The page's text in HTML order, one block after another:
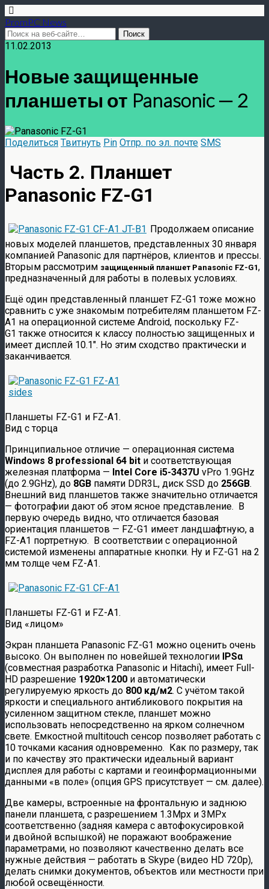
PromPC News
11.02.2013
Новые защищенные
планшеты от Panasonic — 2
Поделиться Твитнуть Pin Отпр. по эл. почте SMS
Часть 2. Планшет
Panasonic FZ-G1
Продолжаем описание
новых моделей планшетов, представленных 30 января
компанией Panasonic для партнёров, клиентов и прессы.
Вторым рассмотрим защищенный планшет Panasonic FZ-G1,
предназначенный для работы в полевых условиях.
Ещё один представленный планшет FZ-G1 тоже можно
сравнить с уже знакомым потребителям планшетом FZ-
A1 на операционной системе Android, поскольку FZ-
G1 также относится к классу полностью защищенных и
имеет дисплей 10.1″. Но этим сходство практически и
заканчивается.
Планшеты FZ-G1 и FZ-A1.
Вид с торца
Принципиальное отличие — операционная система
Windows 8 professional 64 bit и соответствующая
железная платформа — Intel Core i5-3437U vPro 1.9GHz
(до 2.9GHz), до 8GB памяти DDR3L, диск SSD до 256GB.
Внешний вид планшетов также значительно отличается
— фотографии дают об этом ясное представление. В
первую очередь видно, что отличается базовая
ориентация планшетов — FZ-G1 имеет ландшафтную, а
FZ-A1 портретную. В соответствии с операционной
системой изменены аппаратные кнопки. Ну и FZ-G1 на 2
мм толще чем FZ-A1.
Планшеты FZ-G1 и FZ-A1.
Вид «лицом»
Экран планшета Panasonic FZ-G1 можно оценить очень
высоко. Он выполнен по новейшей технологии IPSα
(совместная разработка Panasonic и Hitachi), имеет Full-
HD разрешение 1920×1200 и автоматически
регулируемую яркость до 800 кд/м2. С учётом такой
яркости и специального антибликового покрытия на
усиленном защитном стекле, планшет можно
использовать непосредственно на ярком солнечном
свете. Емкостной multitouch сенсор позволяет работать с
10 точками касания одновременно. Как по размеру, так
и по качеству это практически идеальный вариант
дисплея для работы с картами и геоинформационными
данными «в поле» (опция GPS присутствует — см. далее).
Две камеры, встроенные на фронтальную и заднюю
панели планшета, с разрешением 1.3Mpx и 3MPx
соответственно (задняя камера с автофокусировкой
и двойной вспышкой) не поражают воображение
параметрами, но позволяют качественно делать все
нужные действия — работать в Skype (видео HD 720p),
делать снимки документов, объектов или местности при
любой освещённости.